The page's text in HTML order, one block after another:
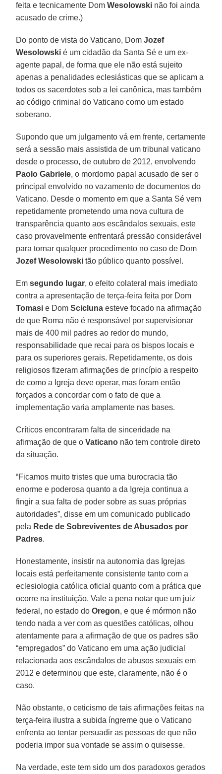
feita e tecnicamente DomWesolowski não foi ainda
acusado de crime.)
Do ponto de vista do Vaticano, DomJozef
Wesolowski é um cidadão da Santa Sé e um ex-
agente papal, de forma que ele não está sujeito
apenas a penalidades eclesiásticas que se aplicam a
todos os sacerdotes sob a lei canônica, mas também
ao código criminal do Vaticano como um estado
soberano.
Supondo que um julgamento vá em frente, certamente
será a sessão mais assistida de um tribunal vaticano
desde o processo, de outubro de 2012, envolvendo
Paolo Gabriele, o mordomo papal acusado de ser o
principal envolvido no vazamento de documentos do
Vaticano. Desde o momento em que a Santa Sé vem
repetidamente prometendo uma nova cultura de
transparência quanto aos escândalos sexuais, este
caso provavelmente enfrentará pressão considerável
para tornar qualquer procedimento no caso de Dom
Jozef Wesolowski tão público quanto possível.
Emsegundo lugar, o efeito colateral mais imediato
contra a apresentação de terça-feira feita por Dom
Tomasi e DomScicluna esteve focado na afirmação
de que Roma não é responsável por supervisionar
mais de 400 mil padres ao redor do mundo,
responsabilidade que recai para os bispos locais e
para os superiores gerais. Repetidamente, os dois
religiosos fizeram afirmações de princípio a respeito
de como a Igreja deve operar, mas foram então
forçados a concordar com o fato de que a
implementação varia amplamente nas bases.
Críticos encontraram falta de sinceridade na
afirmação de que oVaticano não tem controle direto
da situação.
“Ficamos muito tristes que uma burocracia tão
enorme e poderosa quanto a da Igreja continua a
fingir a sua falta de poder sobre as suas próprias
autoridades”, disse em um comunicado publicado
pela Rede de Sobreviventes de Abusados por
Padres.
Honestamente, insistir na autonomia das Igrejas
locais está perfeitamente consistente tanto com a
eclesiologia católica oficial quanto com a prática que
ocorre na instituição. Vale a pena notar que um juiz
federal, no estado doOregon, e que é mórmon não
tendo nada a ver com as questões católicas, olhou
atentamente para a afirmação de que os padres são
“empregados” do Vaticano em uma ação judicial
relacionada aos escândalos de abusos sexuais em
2012 e determinou que este, claramente, não é o
caso.
Não obstante, o ceticismo de tais afirmações feitas na
terça-feira ilustra a subida íngreme que o Vaticano
enfrenta ao tentar persuadir as pessoas de que não
poderia impor sua vontade se assim o quisesse.
Na verdade, este tem sido um dos paradoxos gerados